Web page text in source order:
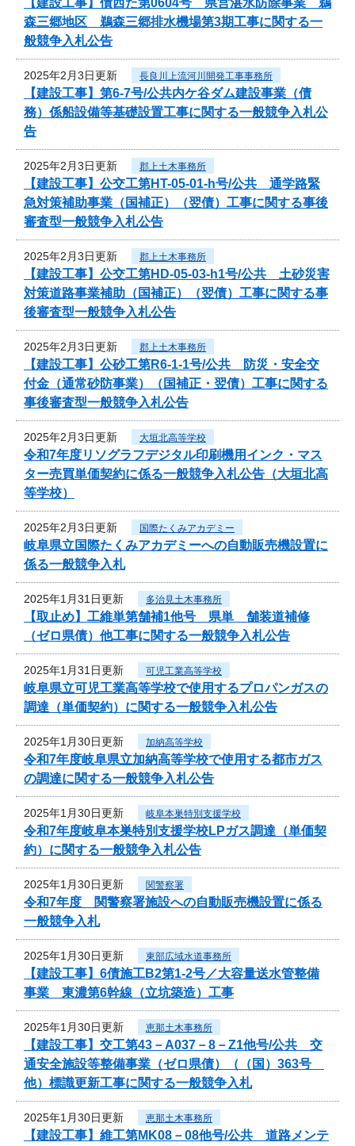
森三郷地区 鵜森三郷排水機場第3期工事に関する一
般競争入札公告
2025年2月3日更新 長良川上流河川開発工事事務所
【建設工事】第6-7号/公共内ケ谷ダム建設事業（債
務）係船設備等基礎設置工事に関する一般競争入札公
告
2025年2月3日更新 郡上土木事務所
【建設工事】公交工第HT-05-01-h号/公共 通学路緊
急対策補助事業（国補正）（翌債）工事に関する事後
審査型一般競争入札公告
2025年2月3日更新 郡上土木事務所
【建設工事】公交工第HD-05-03-h1号/公共 土砂災害
対策道路事業補助（国補正）（翌債）工事に関する事
後審査型一般競争入札公告
2025年2月3日更新 郡上土木事務所
【建設工事】公砂工第R6-1-1号/公共 防災・安全交
付金（通常砂防事業）（国補正・翌債）工事に関する
事後審査型一般競争入札公告
2025年2月3日更新 大垣北高等学校
令和7年度リソグラフデジタル印刷機用インク・マス
ター売買単価契約に係る一般競争入札公告（大垣北高
等学校）
2025年2月3日更新 国際たくみアカデミー
岐阜県立国際たくみアカデミーへの自動販売機設置に
係る一般競争入札
2025年1月31日更新 多治見土木事務所
【取止め】工維単第舗補1他号 県単 舗装道補修
（ゼロ県債）他工事に関する一般競争入札公告
2025年1月31日更新 可児工業高等学校
岐阜県立可児工業高等学校で使用するプロパンガスの
調達（単価契約）に関する一般競争入札公告
2025年1月30日更新 加納高等学校
令和7年度岐阜県立加納高等学校で使用する都市ガス
の調達に関する一般競争入札公告
2025年1月30日更新 岐阜本巣特別支援学校
令和7年度岐阜本巣特別支援学校LPガス調達（単価契
約）に関する一般競争入札公告
2025年1月30日更新 関警察署
令和7年度 関警察署施設への自動販売機設置に係る
一般競争入札
2025年1月30日更新 東部広域水道事務所
【建設工事】6債施工B2第1-2号／大容量送水管整備
事業 東濃第6幹線（立坑築造）工事
2025年1月30日更新 恵那土木事務所
【建設工事】交工第43－A037－8－Z1他号/公共 交
通安全施設等整備事業（ゼロ県債）（（国）363号
他）標識更新工事に関する一般競争入札
2025年1月30日更新 恵那土木事務所
【建設工事】維工第MK08－08他号/公共 道路メンテ